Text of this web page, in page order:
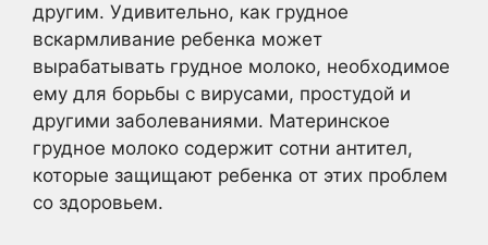
другим. Удивительно, как грудное
вскармливание ребенка может
вырабатывать грудное молоко, необходимое
ему для борьбы с вирусами, простудой и
другими заболеваниями. Материнское
грудное молоко содержит сотни антител,
которые защищают ребенка от этих проблем
со здоровьем.